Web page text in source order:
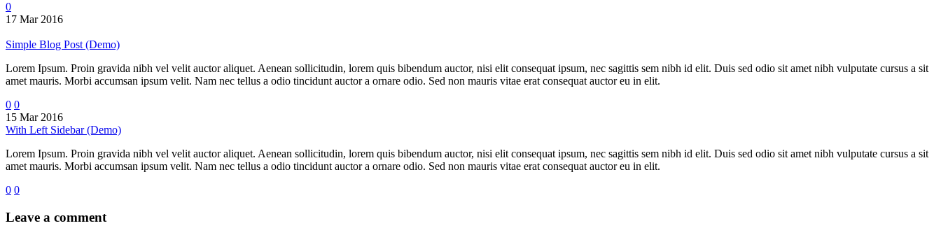
0
17 Mar 2016
Simple Blog Post (Demo)
Lorem Ipsum. Proin gravida nibh vel velit auctor aliquet. Aenean sollicitudin, lorem quis bibendum auctor, nisi elit consequat ipsum, nec sagittis sem nibh id elit. Duis sed odio sit amet nibh vulputate cursus a sit
amet mauris. Morbi accumsan ipsum velit. Nam nec tellus a odio tincidunt auctor a ornare odio. Sed non mauris vitae erat consequat auctor eu in elit.
0 0
15 Mar 2016
With Left Sidebar (Demo)
Lorem Ipsum. Proin gravida nibh vel velit auctor aliquet. Aenean sollicitudin, lorem quis bibendum auctor, nisi elit consequat ipsum, nec sagittis sem nibh id elit. Duis sed odio sit amet nibh vulputate cursus a sit
amet mauris. Morbi accumsan ipsum velit. Nam nec tellus a odio tincidunt auctor a ornare odio. Sed non mauris vitae erat consequat auctor eu in elit.
0 0
Leave a comment